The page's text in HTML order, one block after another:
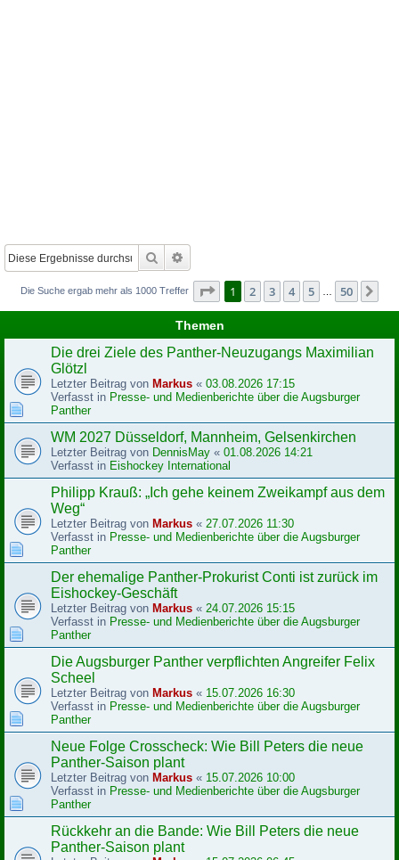
Suche
Die Suche ergab mehr als 1000 Treffer Seite 1von 50
1 2 3 4 5 50
Themen
Die drei Ziele des Panther-Neuzugangs Maximilian
Glötzl
Letzter Beitrag von Markus « 03.08.2026 17:15
Verfasst in Presse- und Medienberichte über die Augsburger
Panther
WM 2027 Düsseldorf, Mannheim, Gelsenkirchen
Letzter Beitrag von DennisMay « 01.08.2026 14:21
Verfasst in Eishockey International
Philipp Krauß: „Ich gehe keinem Zweikampf aus dem
Weg“
Letzter Beitrag von Markus « 27.07.2026 11:30
Verfasst in Presse- und Medienberichte über die Augsburger
Panther
Der ehemalige Panther-Prokurist Conti ist zurück im
Eishockey-Geschäft
Letzter Beitrag von Markus « 24.07.2026 15:15
Verfasst in Presse- und Medienberichte über die Augsburger
Panther
Die Augsburger Panther verpflichten Angreifer Felix
Scheel
Letzter Beitrag von Markus « 15.07.2026 16:30
Verfasst in Presse- und Medienberichte über die Augsburger
Panther
Neue Folge Crosscheck: Wie Bill Peters die neue
Panther-Saison plant
Letzter Beitrag von Markus « 15.07.2026 10:00
Verfasst in Presse- und Medienberichte über die Augsburger
Panther
Rückkehr an die Bande: Wie Bill Peters die neue
Panther-Saison plant